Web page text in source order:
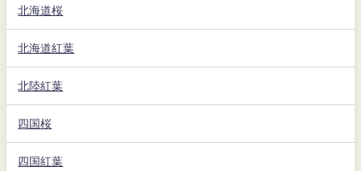
北海道桜
北海道紅葉
北陸紅葉
四国桜
四国紅葉